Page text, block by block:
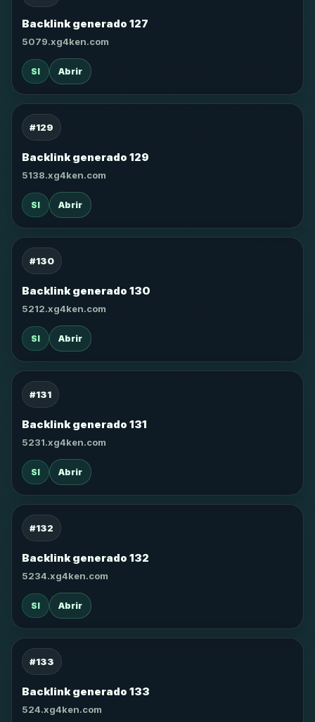
Backlink generado 127
5079.xg4ken.com
SI Abrir
#129
Backlink generado 129
5138.xg4ken.com
SI Abrir
#130
Backlink generado 130
5212.xg4ken.com
SI Abrir
#131
Backlink generado 131
5231.xg4ken.com
SI Abrir
#132
Backlink generado 132
5234.xg4ken.com
SI Abrir
#133
Backlink generado 133
524.xg4ken.com